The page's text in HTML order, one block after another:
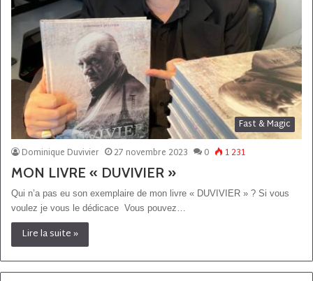
Fast & Magic
Dominique Duvivier
27 novembre 2023 0 1 231
MON LIVRE « DUVIVIER »
Qui n’a pas eu son exemplaire de mon livre « DUVIVIER » ? Si vous
voulez je vous le dédicace Vous pouvez…
Lire la suite »